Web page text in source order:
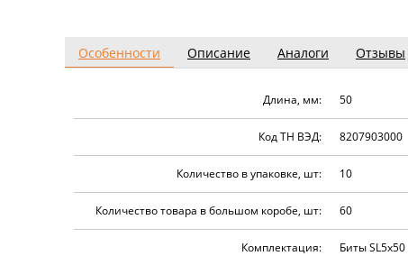
Особенности Описание Аналоги Отзывы
Длина, мм: 50
Код ТН ВЭД: 8207903000
Количество в упаковке, шт: 10
Количество товара в большом коробе, шт: 60
Комплектация: Биты